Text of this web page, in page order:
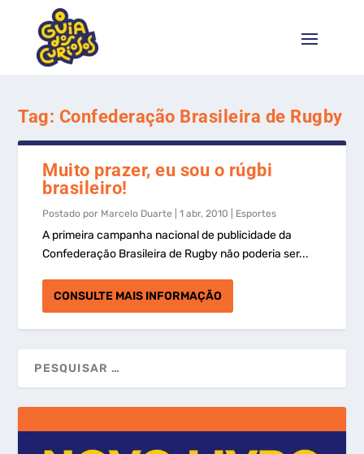
Tag: Confederação Brasileira de Rugby
Muito prazer, eu sou o rúgbi
brasileiro!
Postado por Marcelo Duarte |1 abr, 2010 Esportes
A primeira campanha nacional de publicidade da
Confederação Brasileira de Rugby não poderia ser...
CONSULTE MAIS INFORMAÇÃO